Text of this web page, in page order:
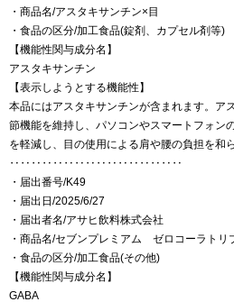
・商品名/アスタキサンチン×目
・食品の区分/加工食品(錠剤、カプセル剤等)
【機能性関与成分名】
アスタキサンチン
【表示しようとする機能性】
本品にはアスタキサンチンが含まれます。ア
節機能を維持し、パソコンやスマートフォン
を軽減し、目の使用による肩や腰の負担を和
‥‥‥‥‥‥‥‥‥‥‥‥‥‥‥‥
・届出番号/K49
・届出日/2025/6/27
・届出者名/アサヒ飲料株式会社
・商品名/セブンプレミアム ゼロコーラトリ
・食品の区分/加工食品(その他)
【機能性関与成分名】
GABA